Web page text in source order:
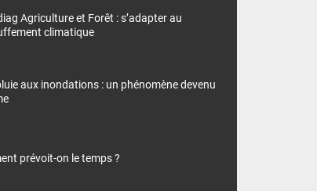
Agriculture et Forêt : s’adapter au
climatique
aux inondations : un phénomène devenu
prévoit-on le temps ?